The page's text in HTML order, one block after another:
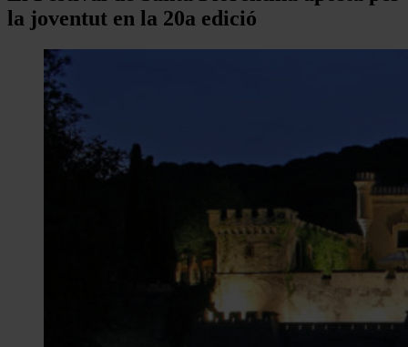
la joventut en la 20a edició